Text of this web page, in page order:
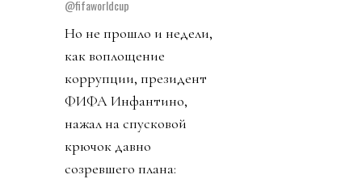
@fifaworldcup
Но не прошло и недели,
как воплощение
коррупции, президент
ФИФА Инфантино,
нажал на спусковой
крючок давно
созревшего плана: